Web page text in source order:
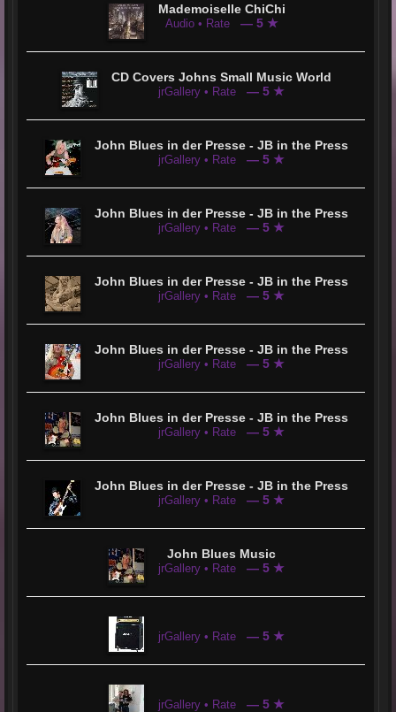
Mademoiselle ChiChi
Audio • Rate — 5 ★
CD Covers Johns Small Music World
jrGallery • Rate — 5 ★
John Blues in der Presse - JB in the Press
jrGallery • Rate — 5 ★
John Blues in der Presse - JB in the Press
jrGallery • Rate — 5 ★
John Blues in der Presse - JB in the Press
jrGallery • Rate — 5 ★
John Blues in der Presse - JB in the Press
jrGallery • Rate — 5 ★
John Blues in der Presse - JB in the Press
jrGallery • Rate — 5 ★
John Blues in der Presse - JB in the Press
jrGallery • Rate — 5 ★
John Blues Music
jrGallery • Rate — 5 ★
jrGallery • Rate — 5 ★
jrGallery • Rate — 5 ★